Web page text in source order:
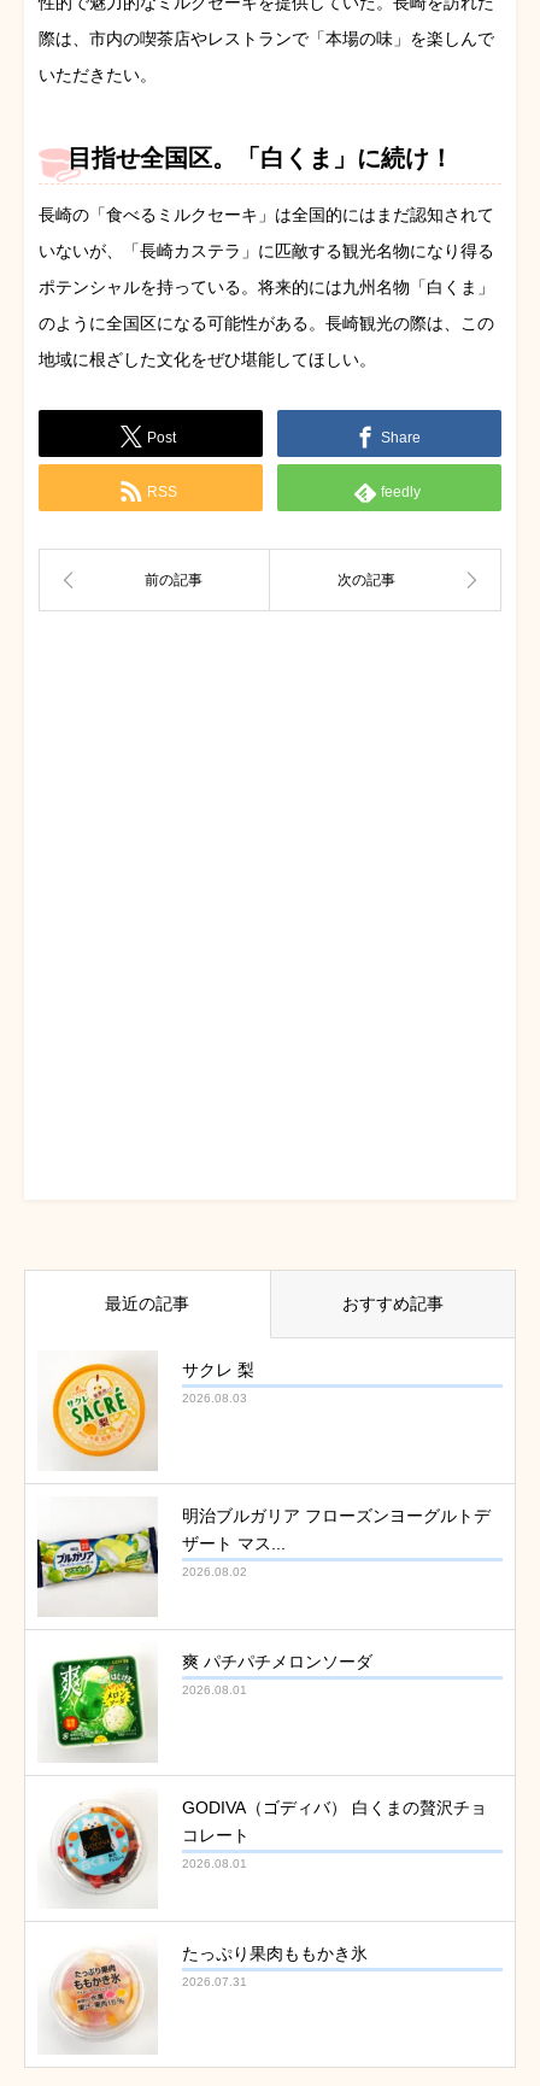
際は、市内の喫茶店やレストランで「本場の味」を楽しんで
いただきたい。
目指せ全国区。「白くま」に続け！
長崎の「食べるミルクセーキ」は全国的にはまだ認知されて
いないが、「長崎カステラ」に匹敵する観光名物になり得る
ポテンシャルを持っている。将来的には九州名物「白くま」
のように全国区になる可能性がある。長崎観光の際は、この
地域に根ざした文化をぜひ堪能してほしい。
Post Share
RSS feedly
最近の記事 おすすめ記事
サクレ 梨
2026.08.03
明治ブルガリア フローズンヨーグルトデ
ザート マス...
2026.08.02
爽 パチパチメロンソーダ
2026.08.01
GODIVA（ゴディバ） 白くまの贅沢チョ
コレート
2026.08.01
たっぷり果肉ももかき氷
2026.07.31